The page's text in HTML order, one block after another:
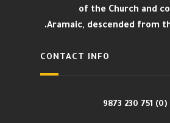
of the Church and
Aramaic, descended from
CONTACT INFO